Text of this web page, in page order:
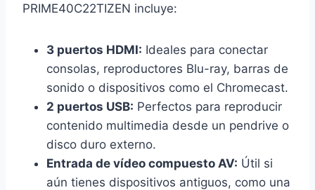
PRIME40C22TIZEN incluye:
3 puertos HDMI: Ideales para conectar
consolas, reproductores Blu-ray, barras de
sonido o dispositivos como el Chromecast.
2 puertos USB: Perfectos para reproducir
contenido multimedia desde un pendrive o
disco duro externo.
Entrada de vídeo compuesto AV: Útil si
aún tienes dispositivos antiguos, como una